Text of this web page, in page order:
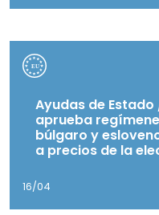
Ayudas de
aprueba
búlgaro y
a precios de la
16/04